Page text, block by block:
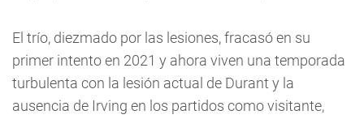
El trío, diezmado por las lesiones, fracasó en su
primer intento en 2021 y ahora viven una temporada
turbulenta con la lesión actual de Durant y la
ausencia de Irving en los partidos como visitante,